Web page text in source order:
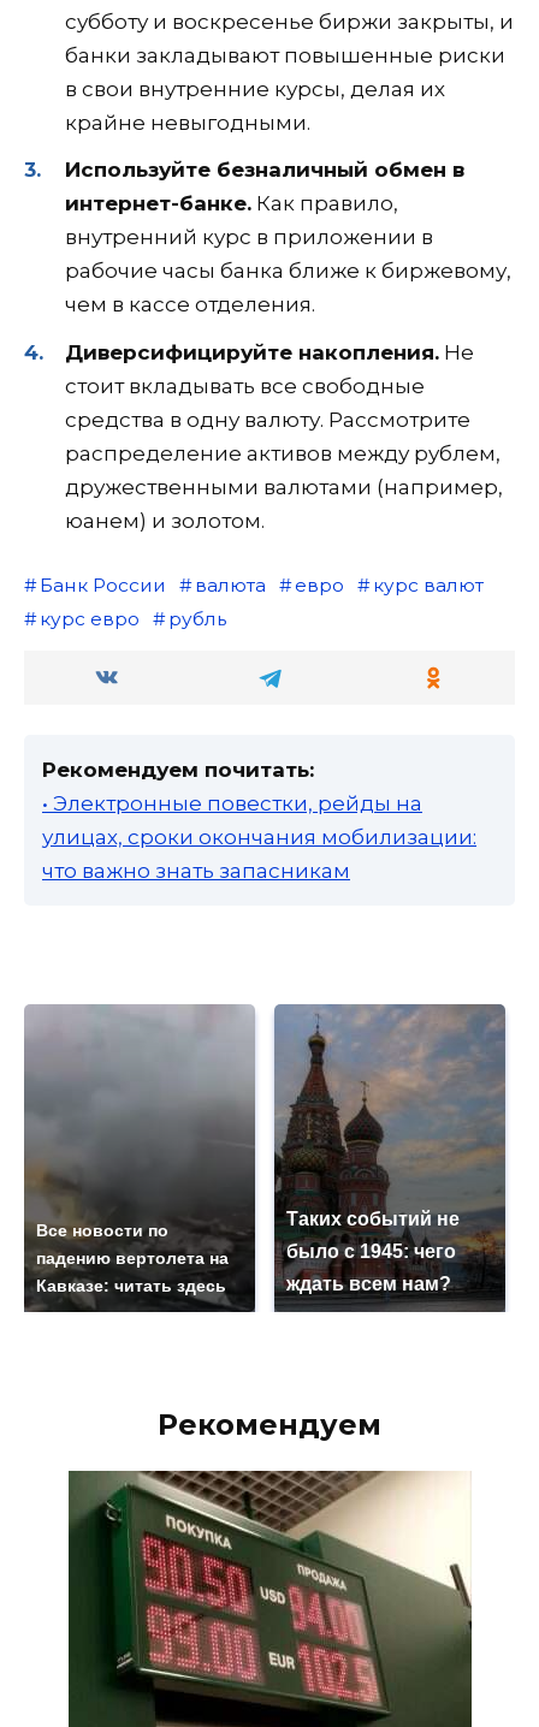
субботу и воскресенье биржи закрыты, и
банки закладывают повышенные риски
в свои внутренние курсы, делая их
крайне невыгодными.
Используйте безналичный обмен в
интернет-банке. Как правило,
внутренний курс в приложении в
рабочие часы банка ближе к биржевому,
чем в кассе отделения.
Диверсифицируйте накопления. Не
стоит вкладывать все свободные
средства в одну валюту. Рассмотрите
распределение активов между рублем,
дружественными валютами (например,
юанем) и золотом.
Банк России валюта евро
курс валют
курс евро
рубль
Рекомендуем почитать:
• Электронные повестки, рейды на
улицах, сроки окончания мобилизации:
что важно знать запасникам
Все новости по
падению вертолета на
Кавказе: читать здесь
Таких событий не
было с 1945: чего
ждать всем нам?
Рекомендуем